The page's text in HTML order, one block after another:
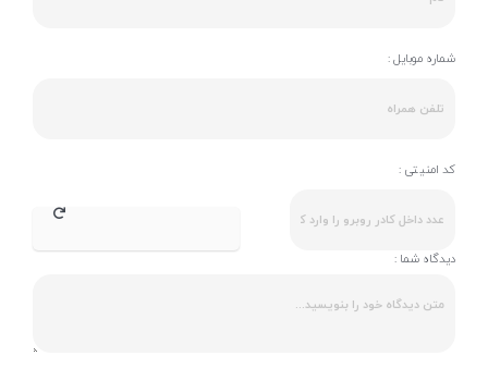
شماره موبایل :
کد امنیتی :
دیدگاه شما :